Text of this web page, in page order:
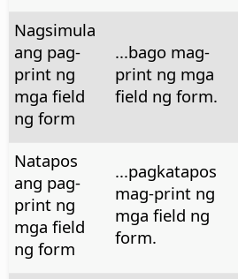
Nagsimula
ang pag-
print ng
mga field
ng form
...bago mag-
print ng mga
field ng form.
Natapos
ang pag-
print ng
mga field
ng form
...pagkatapos
mag-print ng
mga field ng
form.